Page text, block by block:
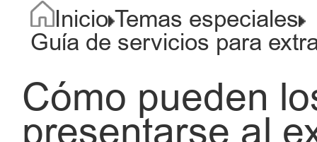
Inicio Temas especiales
Guía de servicios para
Cómo pueden